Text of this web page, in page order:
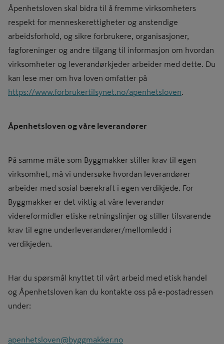
Åpenhetsloven skal bidra til å fremme virksomheters
respekt for menneskerettigheter og anstendige
arbeidsforhold, og sikre forbrukere, organisasjoner,
fagforeninger og andre tilgang til informasjon om hvordan
virksomheter og leverandørkjeder arbeider med dette. Du
kan lese mer om hva loven omfatter på
https://www.forbrukertilsynet.no/apenhetsloven
Åpenhetsloven og våre leverandører
På samme måte som Byggmakker stiller krav til egen
virksomhet, må vi undersøke hvordan leverandører
arbeider med sosial bærekraft i egen verdikjede. For
Byggmakker er det viktig at våre leverandør
videreformidler etiske retningslinjer og stiller tilsvarende
krav til egne underleverandører/mellomledd i
verdikjeden.
Har du spørsmål knyttet til vårt arbeid med etisk handel
og Åpenhetsloven kan du kontakte oss på e-postadressen
under:
apenhetsloven@byggmakker.no